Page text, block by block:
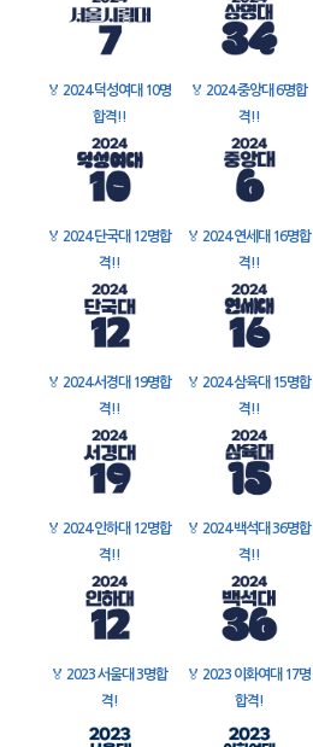
🏅 2024 덕성여대 10명
합격!!
🏅 2024 중앙대 6명합
격!!
🏅 2024 단국대 12명합
격!!
🏅 2024 연세대 16명합
격!!
🏅 2024 서경대 19명합
격!!
🏅 2024 삼육대 15명합
격!!
🏅 2024 인하대 12명합
격!!
🏅 2024 백석대 36명합
격!!
🏅 2023 서울대 3명합
격!
🏅 2023 이화여대 17명
합격!